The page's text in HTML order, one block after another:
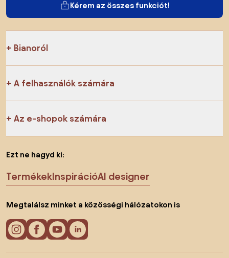
Kérem az összes funkciót!
Bianoról
A felhasználók számára
Az e-shopok számára
Ezt ne hagyd ki:
TermékekInspirációAI designer
Megtalálsz minket a közösségi hálózatokon is